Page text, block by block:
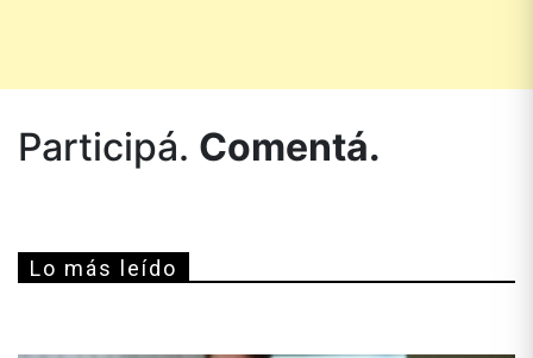
Participá. Comentá.
Lo más leído